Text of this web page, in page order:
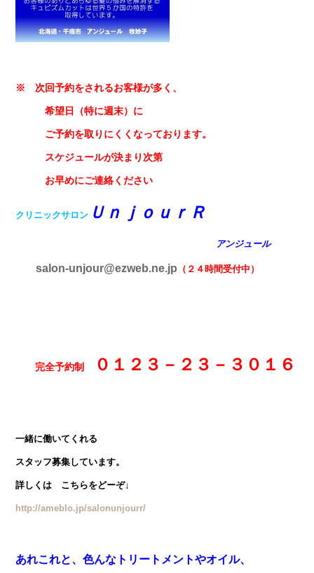
※ 次回予約をされるお客様が多く、
希望日（特に週末）に
ご予約を取りにくくなっております。
スケジュールが決まり次第
お早めにご連絡ください
クリニックサロン ＵｎｊｏｕｒＲ
アンジュール
salon-unjour@ezweb.ne.jp （２４時間受付中）
完全予約制 ０１２３－２３－３０１６
一緒に働いてくれる
スタッフ募集しています。
詳しくは こちらをどーぞ↓
http://ameblo.jp/salonunjourr/
あれこれと、色んなトリートメントやオイル、